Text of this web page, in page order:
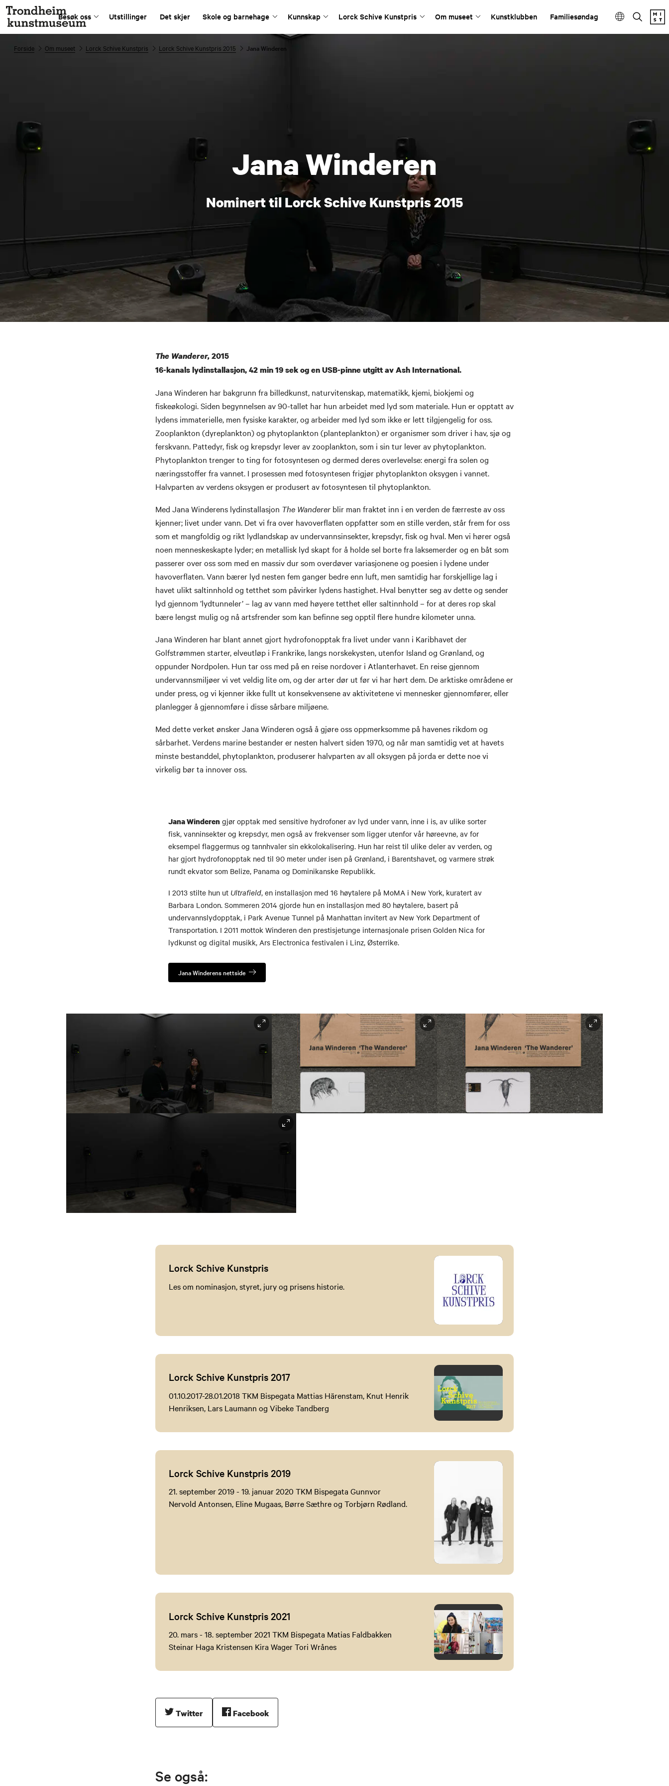
Besøk oss Utstillinger Det skjer Skole og barnehage Kunnskap Lorck Schive Kunstpris Om museet Kunstklubben Familiesøndag
Forside Om museet Lorck Schive Kunstpris Lorck Schive Kunstpris 2015 Jana Winderen
Jana Winderen
Nominert til Lorck Schive Kunstpris 2015
The Wanderer,2015​
16-kanals lydinstallasjon, 42 min 19 sek og en USB-pinne utgitt av Ash International.
Jana Winderen har bakgrunn fra billedkunst, naturvitenskap, matematikk, kjemi, biokjemi og
fiskeøkologi. Siden begynnelsen av 90-tallet har hun arbeidet med lyd som materiale. Hun er opptatt av
lydens immaterielle, men fysiske karakter, og arbeider med lyd som ikke er lett tilgjengelig for oss.
Zooplankton (dyreplankton) og phytoplankton (planteplankton) er organismer som driver i hav, sjø og
ferskvann. Pattedyr, fisk og krepsdyr lever av zooplankton, som i sin tur lever av phytoplankton.
Phytoplankton trenger to ting for fotosyntesen og dermed deres overlevelse: energi fra solen og
næringsstoffer fra vannet. I prosessen med fotosyntesen frigjør phytoplankton oksygen i vannet.
Halvparten av verdens oksygen er produsert av fotosyntesen til phytoplankton.
Med Jana Winderens lydinstallasjon The Wanderer blir man fraktet inn i en verden de færreste av oss
kjenner; livet under vann. Det vi fra over havoverflaten oppfatter som en stille verden, står frem for oss
som et mangfoldig og rikt lydlandskap av undervannsinsekter, krepsdyr, fisk og hval. Men vi hører også
noen menneskeskapte lyder; en metallisk lyd skapt for å holde sel borte fra laksemerder og en båt som
passerer over oss som med en massiv dur som overdøver variasjonene og poesien i lydene under
havoverflaten. Vann bærer lyd nesten fem ganger bedre enn luft, men samtidig har forskjellige lag i
havet ulikt saltinnhold og tetthet som påvirker lydens hastighet. Hval benytter seg av dette og sender
lyd gjennom ’lydtunneler’ – lag av vann med høyere tetthet eller saltinnhold – for at deres rop skal
bære lengst mulig og nå artsfrender som kan befinne seg opptil flere hundre kilometer unna.
Jana Winderen har blant annet gjort hydrofonopptak fra livet under vann i Karibhavet der
Golfstrømmen starter, elveutløp i Frankrike, langs norskekysten, utenfor Island og Grønland, og
oppunder Nordpolen. Hun tar oss med på en reise nordover i Atlanterhavet. En reise gjennom
undervannsmiljøer vi vet veldig lite om, og der arter dør ut før vi har hørt dem. De arktiske områdene er
under press, og vi kjenner ikke fullt ut konsekvensene av aktivitetene vi mennesker gjennomfører, eller
planlegger å gjennomføre i disse sårbare miljøene.
Med dette verket ønsker Jana Winderen også å gjøre oss oppmerksomme på havenes rikdom og
sårbarhet. Verdens marine bestander er nesten halvert siden 1970, og når man samtidig vet at havets
minste bestanddel, phytoplankton, produserer halvparten av all oksygen på jorda er dette noe vi
virkelig bør ta innover oss.
Jana Winderengjør opptak med sensitive hydrofoner av lyd under vann, inne i is, av ulike sorter
fisk, vanninsekter og krepsdyr, men også av frekvenser som ligger utenfor vår høreevne, av for
eksempel flaggermus og tannhvaler sin ekkolokalisering. Hun har reist til ulike deler av verden, og
har gjort hydrofonopptak ned til 90 meter under isen på Grønland, i Barentshavet, og varmere strøk
rundt ekvator som Belize, Panama og Dominikanske Republikk.
I 2013 stilte hun ut Ultrafield, en installasjon med 16 høytalere på MoMA i New York, kuratert av
Barbara London. Sommeren 2014 gjorde hun en installasjon med 80 høytalere, basert på
undervannslydopptak, i Park Avenue Tunnel på Manhattan invitert av New York Department of
Transportation. I 2011 mottok Winderen den prestisjetunge internasjonale prisen Golden Nica for
lydkunst og digital musikk, Ars Electronica festivalen i Linz, Østerrike.
Jana Winderens nettside
Lorck Schive Kunstpris
Les om nominasjon, styret, jury og prisens historie.
Lorck Schive Kunstpris 2017
01.10.2017-28.01.2018 TKM Bispegata Mattias Härenstam, Knut Henrik
Henriksen, Lars Laumann og Vibeke Tandberg
Lorck Schive Kunstpris 2019
21. september 2019 - 19. januar 2020 TKM Bispegata Gunnvor
Nervold Antonsen, Eline Mugaas, Børre Sæthre og Torbjørn Rødland.
Lorck Schive Kunstpris 2021
20. mars - 18. september 2021 TKM Bispegata Matias Faldbakken
Steinar Haga Kristensen Kira Wager Tori Wrånes
Twitter Facebook
Se også: